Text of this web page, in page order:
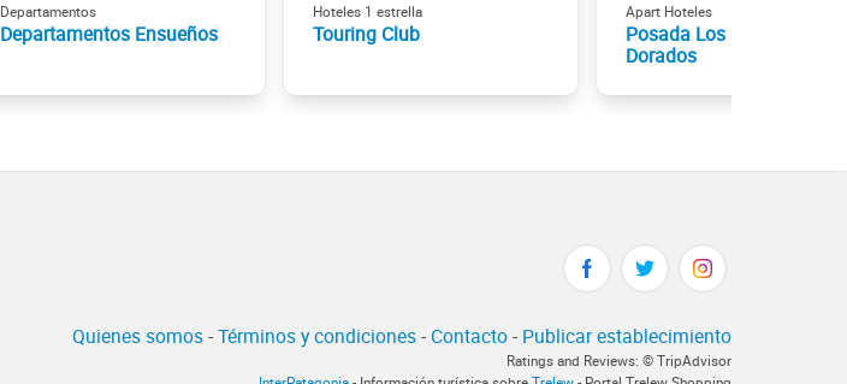
Departamentos
Departamentos Ensueños
Hoteles 1 estrella
Touring Club
Apart Hoteles
Posada Los Fresnos
Dorados
Quienes somos-Términos y condiciones- Contacto- Publicar establecimiento
Ratings and Reviews: © TripAdvisor